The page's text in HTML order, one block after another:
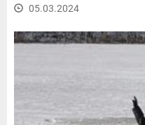
05.03.2024